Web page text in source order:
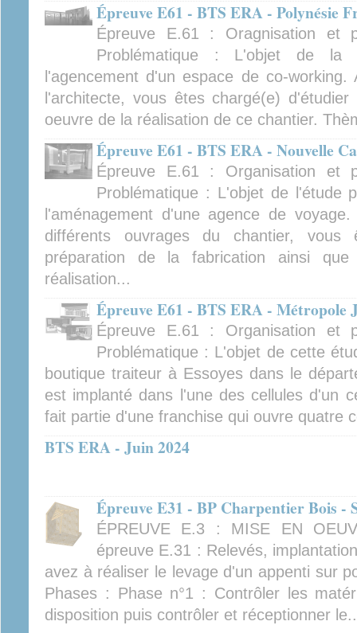
Épreuve E61 - BTS ERA - Polynésie
Épreuve E.61 : Oragnisation et
Problématique : L'objet de la
l'agencement d'un espace de co-
l'architecte, vous êtes chargé(e)
oeuvre de la réalisation de ce chantier.
Épreuve E61 - BTS ERA - Nouvelle
Épreuve E.61 : Organisation et
Problématique : L'objet de l'étude
l'aménagement d'une agence de
différents ouvrages du chantier, vous
préparation de la fabrication ainsi
réalisation...
Épreuve E61 - BTS ERA - Métropole
Épreuve E.61 : Organisation et
Problématique : L'objet de cette
boutique traiteur à Essoyes dans le
est implanté dans l'une des cellules d'un
fait partie d'une franchise qui ouvre quatre
BTS ERA - Juin 2024
Épreuve E31 - BP Charpentier Bois -
ÉPREUVE E.3 : MISE EN
épreuve E.31 : Relevés,
avez à réaliser le levage d'un appenti sur
Phases : Phase n°1 : Contrôler les
disposition puis contrôler et réceptionner